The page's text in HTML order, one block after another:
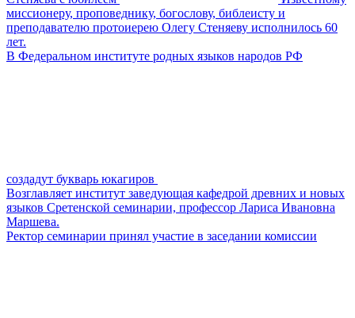
миссионеру, проповеднику, богослову, библеисту и
преподавателю протоиерею Олегу Стеняеву исполнилось 60
лет.
В Федеральном институте родных языков народов РФ
создадут букварь юкагиров
Возглавляет институт заведующая кафедрой древних и новых
языков Сретенской семинарии, профессор Лариса Ивановна
Маршева.
Ректор семинарии принял участие в заседании комиссии